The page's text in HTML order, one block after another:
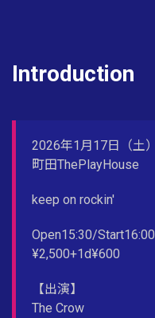
Introduction
2026年1月17日（土）
町田ThePlayHouse
keep on rockin'
Open15:30/Start16:00
¥2,500+1d¥600
【出演】
The Crow